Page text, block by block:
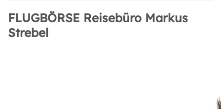
FLUGBÖRSE Reisebüro Markus
Strebel